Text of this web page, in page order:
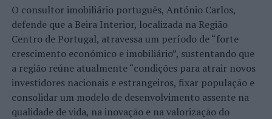
informação, de forma consciente, pediu nova emissão de
título de condução ao seu país e, com o mesmo,
deslocou-se aos serviços do IMT – Beja, onde requereu a
sua troca para um título nacional.
A documentação exibida foi-lhe, cautelarmente,
apreendida e foi constituído arguido, prestando termo
de identidade e residência.
O consultor imobiliário português, António Carlos,
defende que a Beira Interior, localizada na Região
Centro de Portugal, atravessa um período de “forte
crescimento económico e imobiliário”, sustentando que
a região reúne atualmente “condições para atrair novos
investidores nacionais e estrangeiros, fixar população e
consolidar um modelo de desenvolvimento assente na
qualidade de vida, na inovação e na valorização do